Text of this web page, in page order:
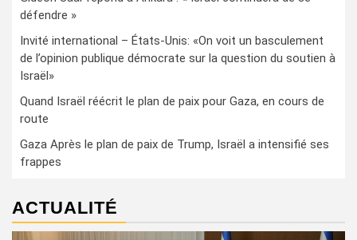
défendre »
Invité international – États-Unis: «On voit un basculement
de l’opinion publique démocrate sur la question du soutien à
Israël»
Quand Israël réécrit le plan de paix pour Gaza, en cours de
route
Gaza Après le plan de paix de Trump, Israël a intensifié ses
frappes
ACTUALITÉ